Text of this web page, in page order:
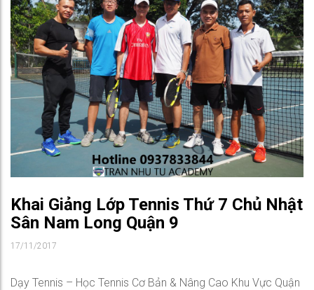
Khai Giảng Lớp Tennis Thứ 7 Chủ Nhật
Sân Nam Long Quận 9
17/11/2017
Dạy Tennis – Học Tennis Cơ Bản & Nâng Cao Khu Vực Quận